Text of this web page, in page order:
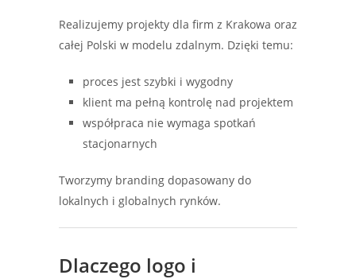
Realizujemy projekty dla firm z Krakowa oraz
całej Polski w modelu zdalnym. Dzięki temu:
proces jest szybki i wygodny
klient ma pełną kontrolę nad projektem
współpraca nie wymaga spotkań
stacjonarnych
Tworzymy branding dopasowany do
lokalnych i globalnych rynków.
Dlaczego logo i